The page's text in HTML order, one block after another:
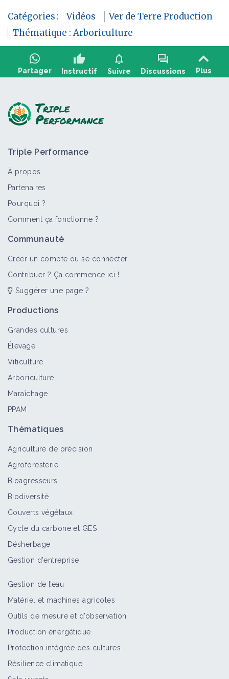
Catégories: Vidéos
Ver de Terre Production
Thématique : Arboriculture
Partager
thumb_up
Instructif
notifications
Suivre
forum
Discussions Plus
Taille et conduite de la vigne
M. BOURDARIAS - Taille Douce de la
Vigne - Orientation à la Plantation -
25/29
Vidéo
Triple Performance
À propos
Partenaires
Pourquoi ?
Comment ça fonctionne ?
Communauté
Créer un compte ou se connecter
Contribuer ? Ça commence ici !
Suggérer une page ?
Productions
Grandes cultures
Élevage
Viticulture
Arboriculture
Maraîchage
PPAM
Thématiques
Agriculture de précision
Agroforesterie
Bioagresseurs
Biodiversité
Couverts végétaux
Cycle du carbone et GES
Désherbage
Gestion d'entreprise
Gestion de l’eau
Matériel et machines agricoles
Outils de mesure et d’observation
Production énergétique
Protection intégrée des cultures
Résilience climatique